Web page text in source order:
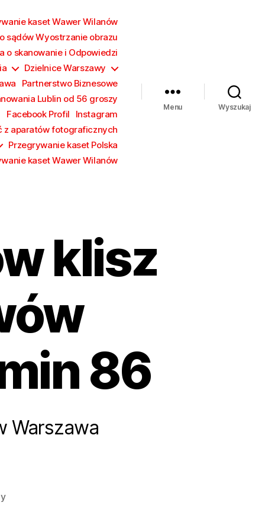
kaset Wawer Wilanów
sądów Wyostrzanie obrazu
o skanowanie i Odpowiedzi
Dzielnice Warszawy
Partnerstwo Biznesowe
Lublin od 56 groszy
Facebook Profil
Instagram
z aparatów fotograficznych
Przegrywanie kaset Polska
kaset Wawer Wilanów
Menu Wyszukaj
klisz
86
Warszawa
do